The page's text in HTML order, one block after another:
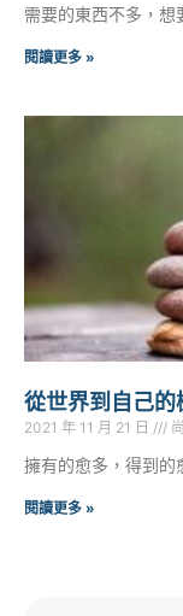
需要的東西不多，想
閱讀更多 »
從世界到自己的
2021 年 11 月 21 日
擁有的愈多，得到的
閱讀更多 »